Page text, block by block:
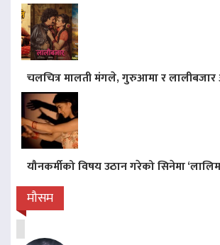
चलचित्र मालती मंगले, गुरुआमा र लालीबजार
यौनकर्मीको विषय उठान गरेको सिनेमा
मौसम